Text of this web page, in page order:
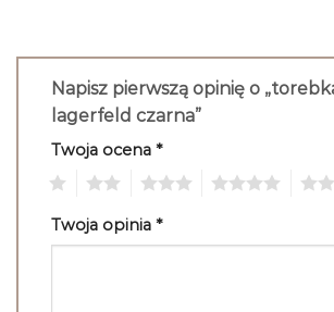
Napisz pierwszą opinię o
lagerfeld czarna”
Twoja ocena *
Twoja opinia *